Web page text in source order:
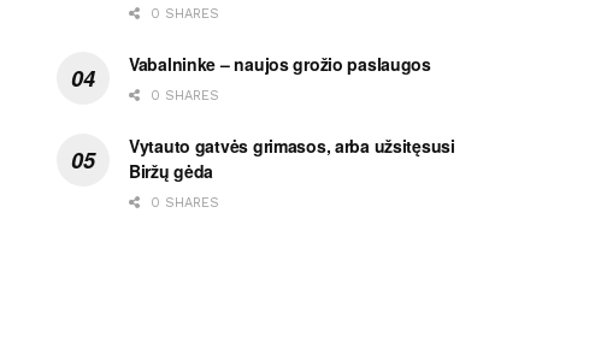
0 SHARES
Vabalninke – naujos grožio paslaugos
0 SHARES
Vytauto gatvės grimasos, arba užsitęsusi
Biržų gėda
0 SHARES